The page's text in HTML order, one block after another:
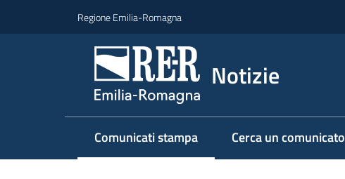
Regione Emilia-Romagna
Notizie
Comunicati stampa
Menu selezionato Cerca un comunicato